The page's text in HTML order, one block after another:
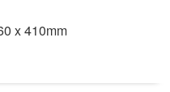
x 410mm